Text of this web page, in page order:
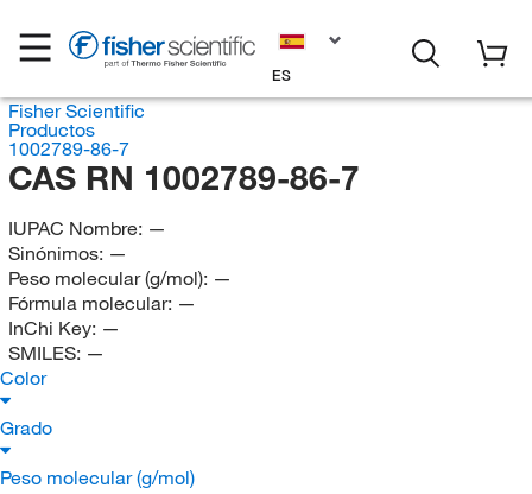
ES
Fisher Scientific
Productos
1002789-86-7
CAS RN 1002789-86-7
IUPAC Nombre: —
Sinónimos: —
Peso molecular (g/mol): —
Fórmula molecular: —
InChi Key: —
SMILES: —
Color
Grado
Peso molecular (g/mol)